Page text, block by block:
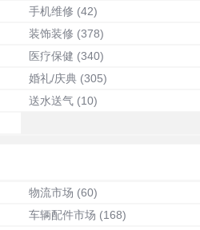
手机维修 (42)
装饰装修 (378)
医疗保健 (340)
婚礼/庆典 (305)
送水送气 (10)
物流市场 (60)
车辆配件市场 (168)